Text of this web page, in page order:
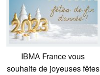
IBMA France vous
souhaite de joyeuses fêtes